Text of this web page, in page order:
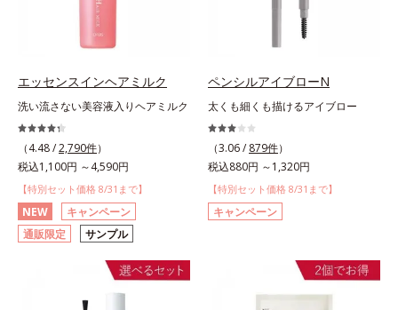
エッセンスインヘアミルク
洗い流さない美容液入りヘアミルク
（4.48 /2,790件）
税込1,100円 ～4,590円
【特別セット価格 8/31まで】
NEW
キャンペーン
通販限定
サンプル
ペンシルアイブローN
太くも細くも描けるアイブロー
（3.06 / 879件）
税込880円 ～1,320円
【特別セット価格 8/31まで】
キャンペーン